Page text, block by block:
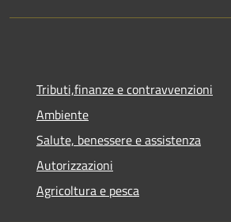
Tributi,finanze e contravvenzioni
Ambiente
Salute, benessere e assistenza
Autorizzazioni
Agricoltura e pesca